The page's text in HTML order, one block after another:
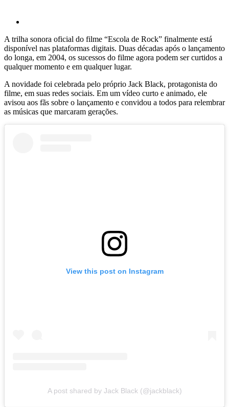
A trilha sonora oficial do filme “Escola de Rock” finalmente está
disponível nas plataformas digitais. Duas décadas após o lançamento
do longa, em 2004, os sucessos do filme agora podem ser curtidos a
qualquer momento e em qualquer lugar.
A novidade foi celebrada pelo próprio Jack Black, protagonista do
filme, em suas redes sociais. Em um vídeo curto e animado, ele
avisou aos fãs sobre o lançamento e convidou a todos para relembrar
as músicas que marcaram gerações.
View this post on Instagram
A post shared by Jack Black (@jackblack)